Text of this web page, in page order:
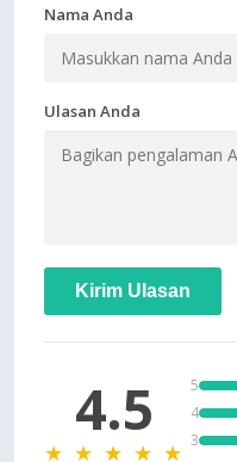
Nama Anda
Ulasan Anda
Kirim Ulasan
4.5
★ ★ ★ ★ ★
5
4
3